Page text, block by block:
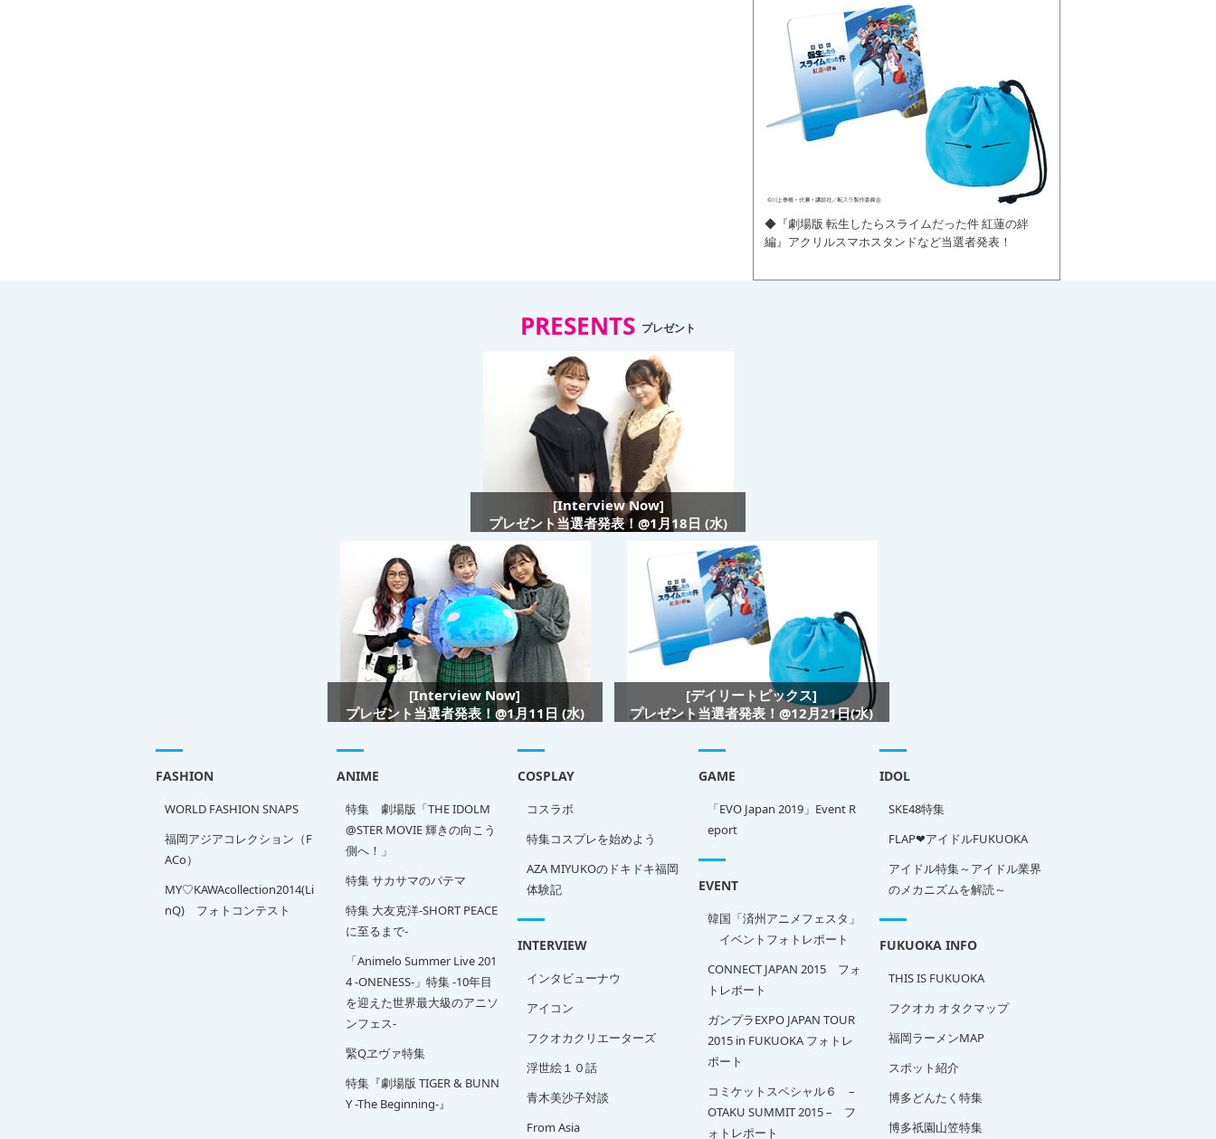
◆『劇場版 転生したらスライムだった件 紅蓮の絆
編』アクリルスマホスタンドなど当選者発表！
PRESENTS プレゼント
[Interview Now]
プレゼント当選者発表！@1月18日 (水)
[Interview Now]
プレゼント当選者発表！@1月11日 (水)
[デイリートピックス]
プレゼント当選者発表！@12月21日(水)
FASHION
WORLD FASHION SNAPS
福岡アジアコレクション（F
ACo）
MY♡KAWAcollection2014(Li
nQ) フォトコンテスト
ANIME
特集 劇場版「THE IDOLM
@STER MOVIE 輝きの向こう
側へ！」
特集 サカサマのパテマ
特集 大友克洋-SHORT PEACE
に至るまで-
「Animelo Summer Live 201
4 -ONENESS-」特集 -10年目
を迎えた世界最大級のアニソ
ンフェス-
緊Qヱヴァ特集
特集『劇場版 TIGER & BUNN
Y -The Beginning-』
COSPLAY
コスラボ
特集コスプレを始めよう
AZA MIYUKOのドキドキ福岡
体験記
GAME
「EVO Japan 2019」Event R
eport
IDOL
SKE48特集
FLAP❤アイドルFUKUOKA
アイドル特集～アイドル業界
のメカニズムを解読～
EVENT
韓国「済州アニメフェスタ」
イベントフォトレポート
CONNECT JAPAN 2015 フォ
トレポート
ガンプラEXPO JAPAN TOUR
2015 in FUKUOKA フォトレ
ポート
コミケットスペシャル６ –
OTAKU SUMMIT 2015 – フ
ォトレポート
INTERVIEW
インタビューナウ
アイコン
フクオカクリエーターズ
浮世絵１０話
青木美沙子対談
From Asia
FUKUOKA INFO
THIS IS FUKUOKA
フクオカ オタクマップ
福岡ラーメンMAP
スポット紹介
博多どんたく特集
博多祇園山笠特集